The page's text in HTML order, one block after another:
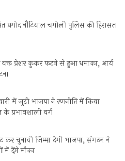
प्रमोद नौटियाल चमोली पुलिस की हिरासत
वक्त प्रेशर कुकर फटने से हुआ धमाका, आर्य
में जुटी भाजपा ने रणनीति में किया
प्रभावशाली वर्ग
कर चुनावी जिम्मा देगी भाजपा, संगठन ने
में देंगे मौका